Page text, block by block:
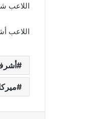
اللاعب شكري
اللاعب